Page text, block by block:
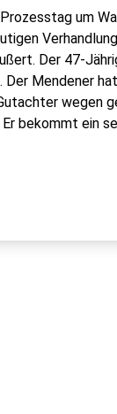
um
Der 47-
Der Mendener
wegen
bekommt ein